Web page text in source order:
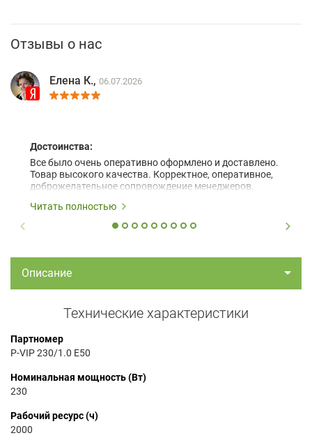
Отзывы о нас
Елена К., 06.07.2026
Достоинства:
Все было очень оперативно оформлено и доставлено.
Товар высокого качества. Корректное, оперативное,
доброжелательное сопровождение менеджеров.
Читать полностью
Описание
Технические характеристики
Партномер
P-VIP 230/1.0 E50
Номинальная мощность (Вт)
230
Рабочий ресурс (ч)
2000